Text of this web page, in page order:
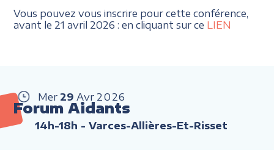
Vous pouvez vous inscrire pour cette conférence,
avant le 21 avril 2026 : en cliquant sur ce LIEN
Mer 29 Avr 2026
Forum Aidants
14h-18h - Varces-Allières-Et-Risset